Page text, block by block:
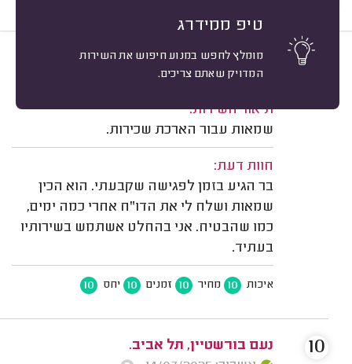
טיפ ממידרג
מומלץ לחפש במנוע חיפוש את השירות
המדויק שאתם צריכים.
טטיאנה צימבליסט, תל אביב.
משוב: 14/06/2026
תיאור השירות:
שמאות עבור הארכת שכירות.
חוות דעת:
בר הגיע בזמן לפגישה שקבעתי. הוא הכין
שמאות ושלח לי את הדו"ח אחרי כמה ימים,
כמו שהבטיח. אני בהחלט אשתמש בשירותיו
בעתיד.
איכות 10 מחיר 10 זמנים 10 יחס 10
10
נעם בורשטיין, תל אביב.
10